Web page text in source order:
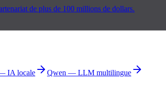
de plus de 100 millions de dollars.
IA locale Qwen — LLM multilingue